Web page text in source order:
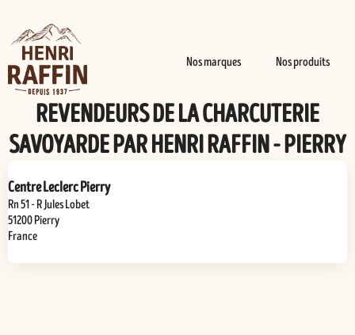
Nos marques Nos produits
REVENDEURS DE LA CHARCUTERIE
SAVOYARDE PAR HENRI RAFFIN - PIERRY
Centre Leclerc Pierry
Rn 51 - R Jules Lobet
51200Pierry
France